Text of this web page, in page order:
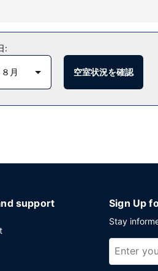
～ 9:00 まで、週末は 8:00 ～
:
月 空室状況を確認
support Sign Up
Stay